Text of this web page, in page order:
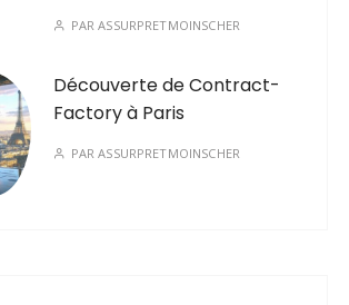
PARASSURPRETMOINSCHER
Découverte de Contract-
Factory à Paris
PARASSURPRETMOINSCHER